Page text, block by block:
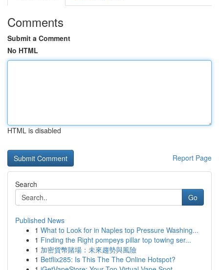
Comments
Submit a Comment
No HTML
HTML is disabled
Report Page
Search
Go
Published News
1 What to Look for in Naples top Pressure Washing...
1 Finding the Right pompeys pillar top towing ser...
1 加密貨幣賭場：未來趨勢與風險
1 Betflix285: Is This The The Online Hotspot?